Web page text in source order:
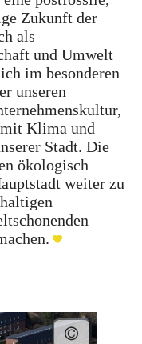
Zukunft der
als
und Umwelt
im besonderen
unseren
Klima und
Stadt. Die
ökologisch
weiter zu